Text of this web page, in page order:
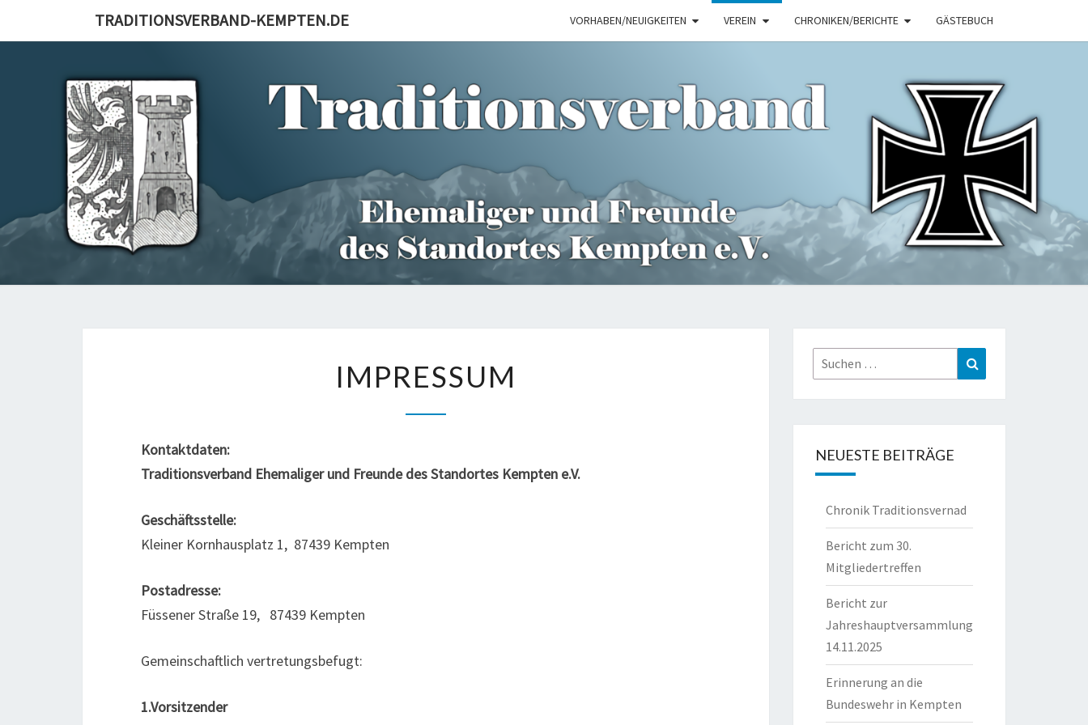
TRADITIONSVERBAND-KEMPTEN.DE VORHABEN/NEUIGKEITEN VEREIN CHRONIKEN/BERICHTE GÄSTEBUCH
IMPRESSUM
Kontaktdaten:
Traditionsverband Ehemaliger und Freunde des Standortes Kempten e.V.
Geschäftsstelle:
Kleiner Kornhausplatz 1, 87439 Kempten
Postadresse:
Füssener Straße 19, 87439 Kempten
Gemeinschaftlich vertretungsbefugt:
1.Vorsitzender
Suche
nach:
NEUESTE BEITRÄGE
Chronik Traditionsvernad
Bericht zum 30.
Mitgliedertreffen
Bericht zur
Jahreshauptversammlung
14.11.2025
Erinnerung an die
Bundeswehr in Kempten